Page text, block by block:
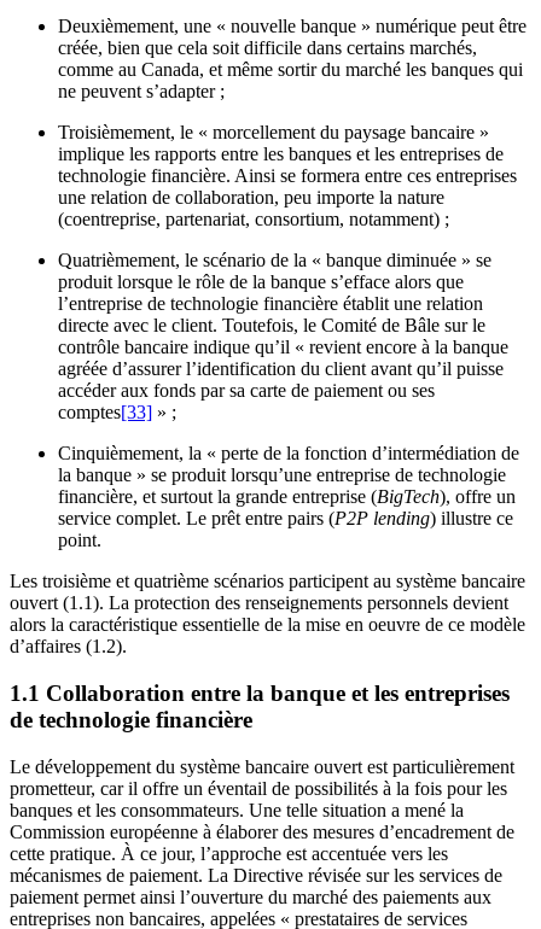
Deuxièmement, une « nouvelle banque » numérique peut être
créée, bien que cela soit difficile dans certains marchés,
comme au Canada, et même sortir du marché les banques qui
ne peuvent s’adapter ;
Troisièmement, le « morcellement du paysage bancaire »
implique les rapports entre les banques et les entreprises de
technologie financière. Ainsi se formera entre ces entreprises
une relation de collaboration, peu importe la nature
(coentreprise, partenariat, consortium, notamment) ;
Quatrièmement, le scénario de la « banque diminuée » se
produit lorsque le rôle de la banque s’efface alors que
l’entreprise de technologie financière établit une relation
directe avec le client. Toutefois, le Comité de Bâle sur le
contrôle bancaire indique qu’il « revient encore à la banque
agréée d’assurer l’identification du client avant qu’il puisse
accéder aux fonds par sa carte de paiement ou ses
comptes[33] » ;
Cinquièmement, la « perte de la fonction d’intermédiation de
la banque » se produit lorsqu’une entreprise de technologie
financière, et surtout la grande entreprise (BigTech), offre un
service complet. Le prêt entre pairs (P2P lending) illustre ce
point.
Les troisième et quatrième scénarios participent au système bancaire
ouvert (1.1). La protection des renseignements personnels devient
alors la caractéristique essentielle de la mise en oeuvre de ce modèle
d’affaires (1.2).
1.1 Collaboration entre la banque et les entreprises
de technologie financière
Le développement du système bancaire ouvert est particulièrement
prometteur, car il offre un éventail de possibilités à la fois pour les
banques et les consommateurs. Une telle situation a mené la
Commission européenne à élaborer des mesures d’encadrement de
cette pratique. À ce jour, l’approche est accentuée vers les
mécanismes de paiement. La Directive révisée sur les services de
paiement permet ainsi l’ouverture du marché des paiements aux
entreprises non bancaires, appelées « prestataires de services